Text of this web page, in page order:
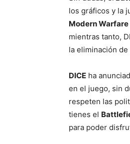
los gráficos y la
Modern Warfare
mientras tanto,
la eliminación
DICE ha
en el juego, sin
respeten las
tienes el
para poder